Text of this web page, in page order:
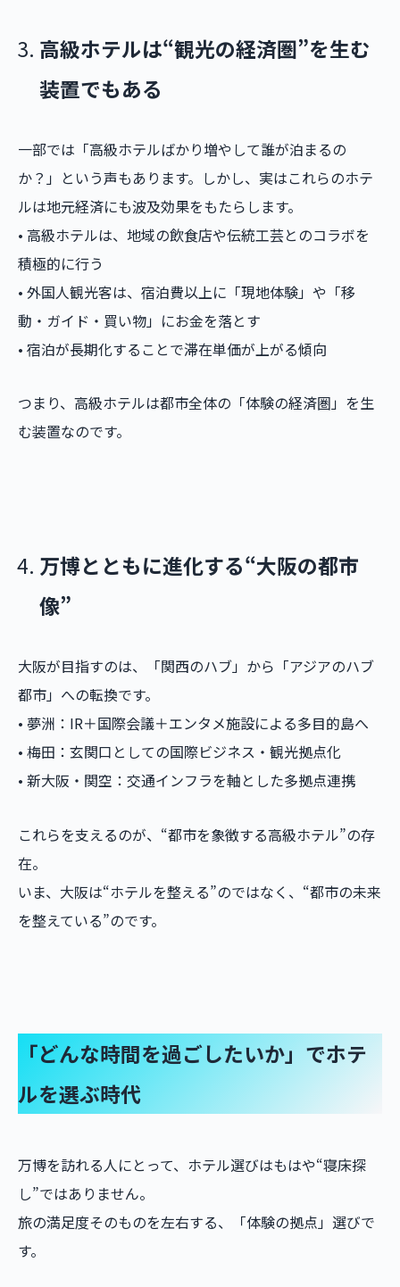
高級ホテルは“観光の経済圏”を生む
装置でもある
一部では「高級ホテルばかり増やして誰が泊まるの
か？」という声もあります。しかし、実はこれらのホテ
ルは地元経済にも波及効果をもたらします。
• 高級ホテルは、地域の飲食店や伝統工芸とのコラボを
積極的に行う
• 外国人観光客は、宿泊費以上に「現地体験」や「移
動・ガイド・買い物」にお金を落とす
• 宿泊が長期化することで滞在単価が上がる傾向
つまり、高級ホテルは都市全体の「体験の経済圏」を生
む装置なのです。
万博とともに進化する“大阪の都市
像”
大阪が目指すのは、「関西のハブ」から「アジアのハブ
都市」への転換です。
• 夢洲：IR＋国際会議＋エンタメ施設による多目的島へ
• 梅田：玄関口としての国際ビジネス・観光拠点化
• 新大阪・関空：交通インフラを軸とした多拠点連携
これらを支えるのが、“都市を象徴する高級ホテル”の存
在。
いま、大阪は“ホテルを整える”のではなく、“都市の未来
を整えている”のです。
「どんな時間を過ごしたいか」でホテ
ルを選ぶ時代
万博を訪れる人にとって、ホテル選びはもはや“寝床探
し”ではありません。
旅の満足度そのものを左右する、「体験の拠点」選びで
す。